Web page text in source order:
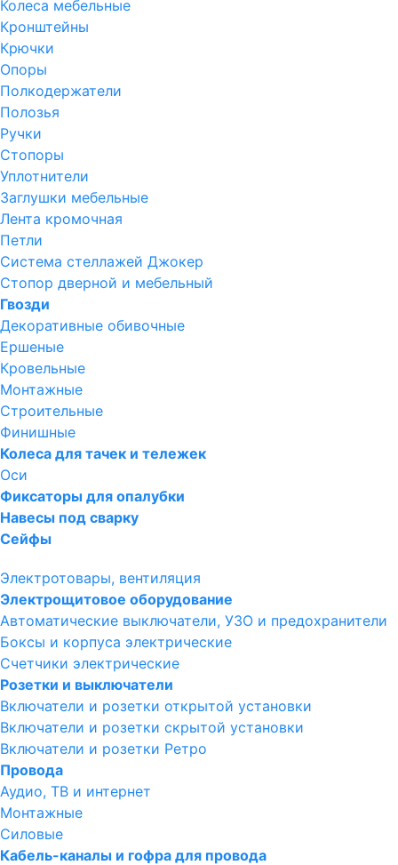
Колеса мебельные
Кронштейны
Крючки
Опоры
Полкодержатели
Полозья
Ручки
Стопоры
Уплотнители
Заглушки мебельные
Лента кромочная
Петли
Система стеллажей Джокер
Стопор дверной и мебельный
Гвозди
Декоративные обивочные
Ершеные
Кровельные
Монтажные
Строительные
Финишные
Колеса для тачек и тележек
Оси
Фиксаторы для опалубки
Навесы под сварку
Сейфы
Электротовары, вентиляция
Электрощитовое оборудование
Автоматические выключатели, УЗО и предохранители
Боксы и корпуса электрические
Счетчики электрические
Розетки и выключатели
Включатели и розетки открытой установки
Включатели и розетки скрытой установки
Включатели и розетки Ретро
Провода
Аудио, ТВ и интернет
Монтажные
Силовые
Кабель-каналы и гофра для провода